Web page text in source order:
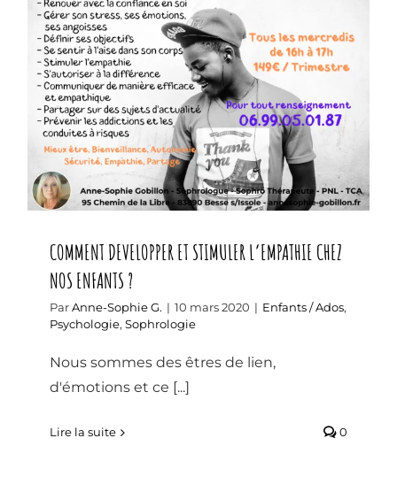
COMMENT DEVELOPPER ET STIMULER
L’EMPATHIE CHEZ NOS ENFANTS ?
COMMENT DEVELOPPER ET STIMULER L’EMPATHIE CHEZ
NOS ENFANTS ?
ParAnne-Sophie G. | 10 mars 2020 | Enfants / Ados,
Psychologie, Sophrologie
Nous sommes des êtres de lien,
d'émotions et ce [...]
Lire la suite 0